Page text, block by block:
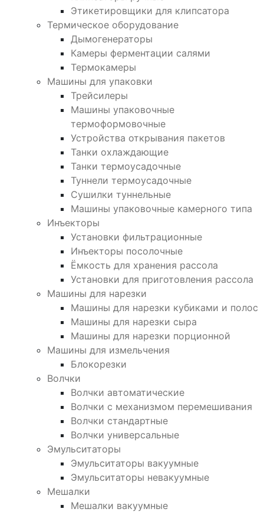
Этикетировщики для клипсатора
Термическое оборудование
Дымогенераторы
Камеры ферментации салями
Термокамеры
Машины для упаковки
Трейсилеры
Машины упаковочные
термоформовочные
Устройства открывания пакетов
Танки охлаждающие
Танки термоусадочные
Туннели термоусадочные
Сушилки туннельные
Машины упаковочные камерного типа
Инъекторы
Установки фильтрационные
Инъекторы посолочные
Ёмкость для хранения рассола
Установки для приготовления рассола
Машины для нарезки
Машины для нарезки кубиками и полос
Машины для нарезки сыра
Машины для нарезки порционной
Машины для измельчения
Блокорезки
Волчки
Волчки автоматические
Волчки с механизмом перемешивания
Волчки стандартные
Волчки универсальные
Эмульситаторы
Эмульситаторы вакуумные
Эмульситаторы невакуумные
Мешалки
Мешалки вакуумные